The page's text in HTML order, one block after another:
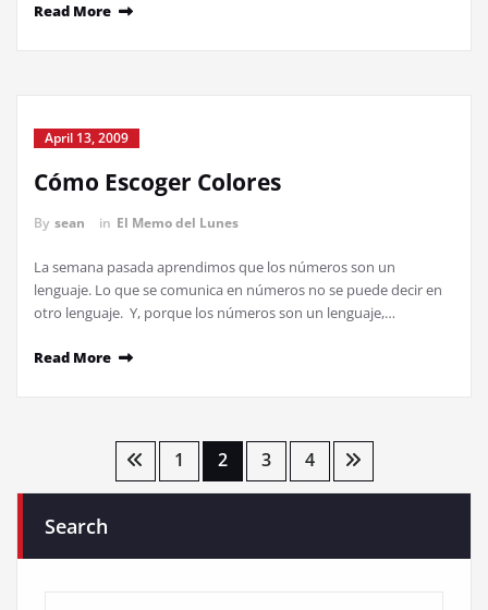
Read More
April 13, 2009
Cómo Escoger Colores
By sean in El Memo del Lunes
La semana pasada aprendimos que los números son un
lenguaje. Lo que se comunica en números no se puede decir en
otro lenguaje. Y, porque los números son un lenguaje,…
Read More
navigation
1 2 3 4
Search